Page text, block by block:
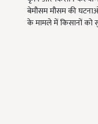
बेमौसम मौसम की
के मामले में किसानों को